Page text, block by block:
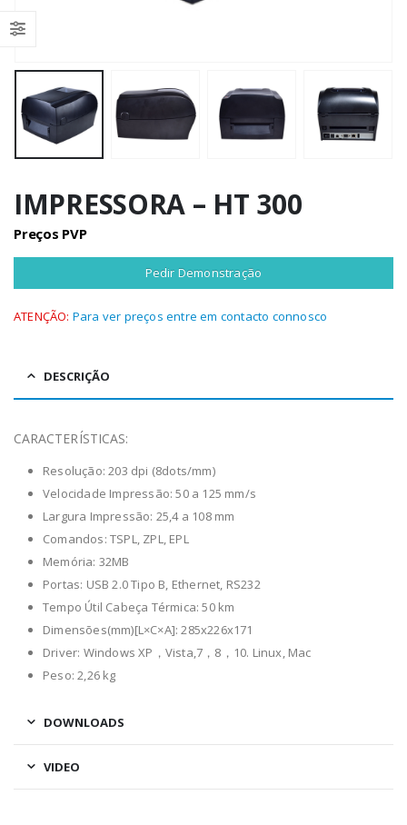
IMPRESSORA – HT 300
Preços PVP
Pedir Demonstração
ATENÇÃO: Para ver preços entre em contacto connosco
DESCRIÇÃO
CARACTERÍSTICAS:
Resolução: 203 dpi (8dots/mm)
Velocidade Impressão: 50 a 125 mm/s
Largura Impressão: 25,4 a 108 mm
Comandos: TSPL, ZPL, EPL
Memória: 32MB
Portas: USB 2.0 Tipo B, Ethernet, RS232
Tempo Útil Cabeça Térmica: 50 km
Dimensões(mm)[L×C×A]: 285x226x171
Driver: Windows XP，Vista,7，8，10. Linux, Mac
Peso: 2,26 kg
DOWNLOADS
VIDEO